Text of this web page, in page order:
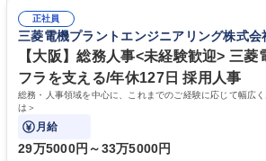
ート・ナレッジ業務 ※それぞれの業務内容に関し
件備考欄に記載 募集職種 【総合職/ポテンシャル採用(第2新卒)】投融資一
体型のソリューション提案
く高い志を併せもった人材を求めています。ポテ
卒）では、金融業界での経験や知識を問いません
て、複雑化する社会課題の解決に向けて先鞭をつ
いう気概をお持ちの方を心待ちにしています。 学歴・資格 学歴：大学院
大学 語学力： 資格：
正社員
三菱電機プラントエンジニアリング株式会
【大阪】総務人事<未経験歓迎> 三菱
フラを支える/年休127日 採用人事
総務・人事領域を中心に、これまでのご経験に応じて幅広
は＞
月給
29万5000円～33万5000円